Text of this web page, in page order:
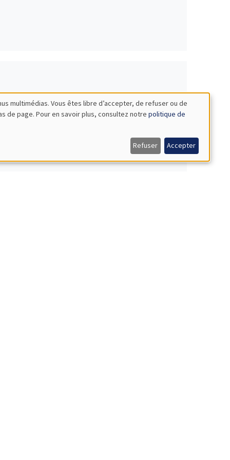
multimédias. Vous êtes libre d’accepter, de refuser ou de
de page. Pour en savoir plus, consultez notre politique de
Refuser Accepter